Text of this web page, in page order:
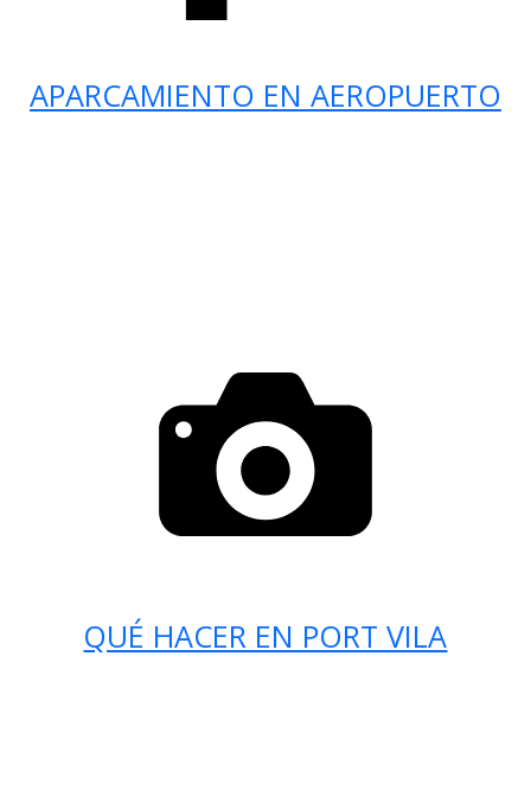
APARCAMIENTO EN AEROPUERTO
QUÉ HACER EN PORT VILA